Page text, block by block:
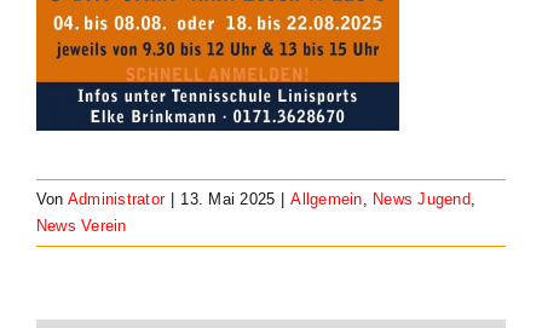
Von Administrator 13. Mai 2025 Allgemein, News Jugend,
News Verein